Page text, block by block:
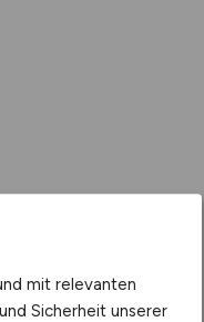
mit relevanten
Sicherheit unserer